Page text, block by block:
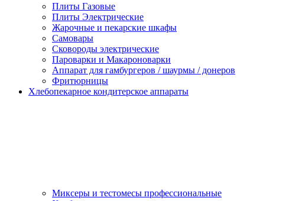
Плиты Газовые
Плиты Электрические
Жарочные и пекарские шкафы
Самовары
Сковороды электрические
Пароварки и Макароноварки
Аппарат для гамбургеров / шаурмы / донеров
Фритюрницы
Хлебопекарное кондитерское аппараты
Миксеры и тестомесы профессиональные